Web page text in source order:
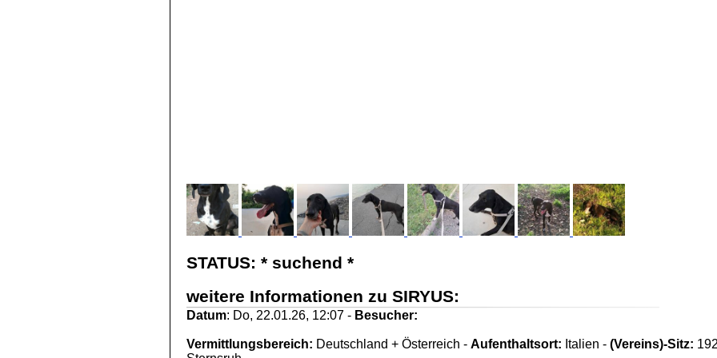
STATUS: * suchend *
weitere Informationen zu SIRYUS:
Datum: Do, 22.01.26, 12:07 - Besucher:
Vermittlungsbereich: Deutschland + Österreich - Aufenthaltsort: Italien - (Vereins)-Sitz: